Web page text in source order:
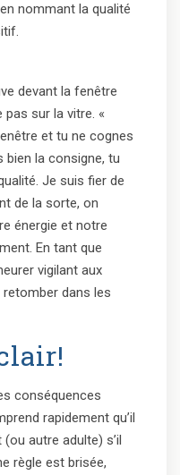
nommant la qualité
devant la fenêtre
pas sur la vitre. «
et tu ne cognes
bien la consigne, tu
Je suis fier de
de la sorte, on
énergie et notre
En tant que
vigilant aux
dans les
conséquences
rapidement qu’il
autre adulte) s’il
règle est brisée,